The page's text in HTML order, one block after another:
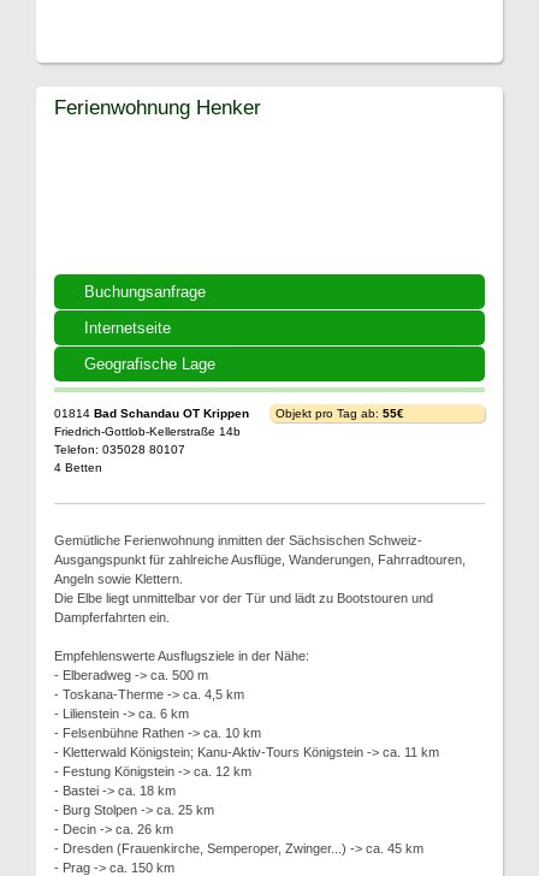
Buchungsanfrage
Internetseite
Geografische Lage
Ferienwohnung Henker
01814 Bad Schandau OT Krippen
Friedrich-Gottlob-Kellerstraße 14b
Telefon: 035028 80107
4 Betten
Objekt pro Tag ab: 55€
Gemütliche Ferienwohnung inmitten der Sächsischen Schweiz-
Ausgangspunkt für zahlreiche Ausflüge, Wanderungen, Fahrradtouren,
Angeln sowie Klettern.
Die Elbe liegt unmittelbar vor der Tür und lädt zu Bootstouren und
Dampferfahrten ein.
Empfehlenswerte Ausflugsziele in der Nähe:
- Elberadweg -> ca. 500 m
- Toskana-Therme -> ca. 4,5 km
- Lilienstein -> ca. 6 km
- Felsenbühne Rathen -> ca. 10 km
- Kletterwald Königstein; Kanu-Aktiv-Tours Königstein -> ca. 11 km
- Festung Königstein -> ca. 12 km
- Bastei -> ca. 18 km
- Burg Stolpen -> ca. 25 km
- Decin -> ca. 26 km
- Dresden (Frauenkirche, Semperoper, Zwinger...) -> ca. 45 km
- Prag -> ca. 150 km